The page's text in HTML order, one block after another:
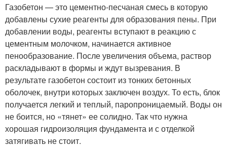
Газобетон — это цементно-песчаная смесь в которую
добавлены сухие реагенты для образования пены. При
добавлении воды, реагенты вступают в реакцию с
цементным молочком, начинается активное
пенообразование. После увеличения объема, раствор
раскладывают в формы и ждут вызревания. В
результате газобетон состоит из тонких бетонных
оболочек, внутри которых заключен воздух. То есть, блок
получается легкий и теплый, паропроницаемый. Воды он
не боится, но «тянет» ее солидно. Так что нужна
хорошая гидроизоляция фундамента и с отделкой
затягивать не стоит.